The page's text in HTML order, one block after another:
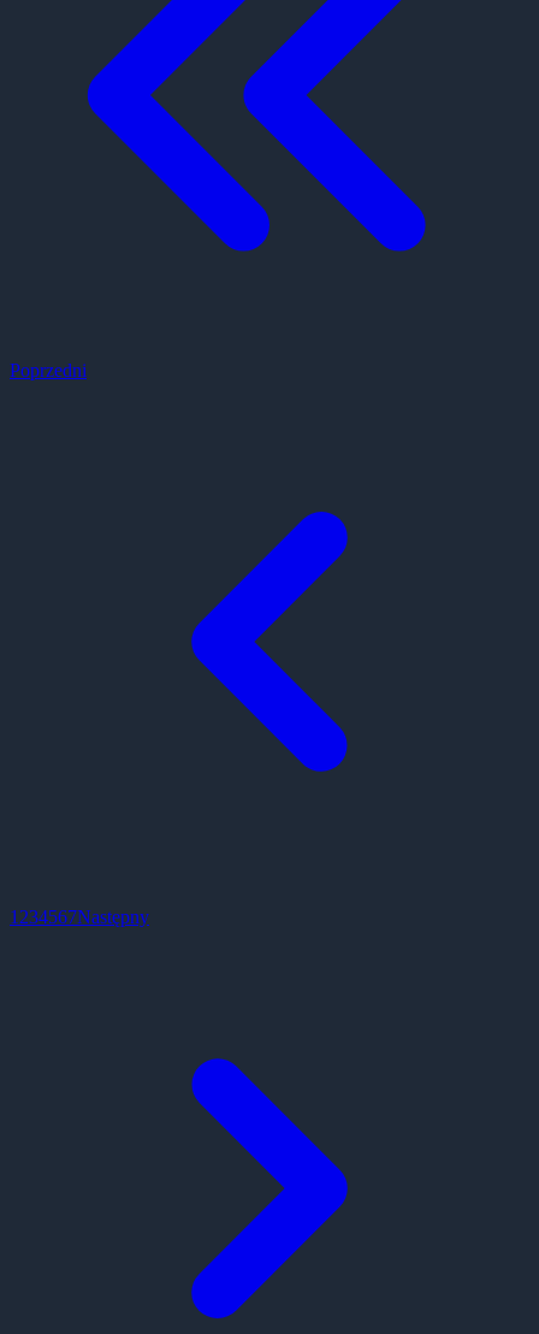
Poprzedni
1 234567Następny